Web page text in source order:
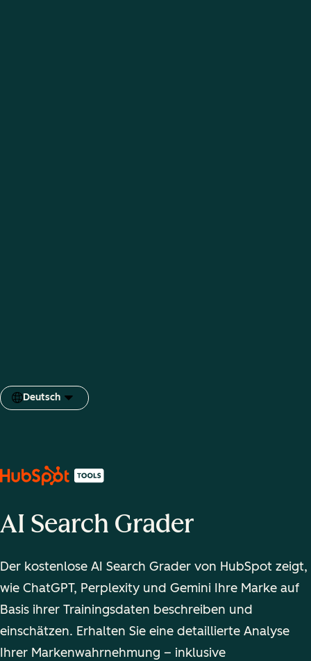
Deutsch
Sprache auswählen
AI Search Grader
Der kostenlose AI Search Grader von HubSpot zeigt,
wie ChatGPT, Perplexity und Gemini Ihre Marke auf
Basis ihrer Trainingsdaten beschreiben und
einschätzen. Erhalten Sie eine detaillierte Analyse
Ihrer Markenwahrnehmung – inklusive